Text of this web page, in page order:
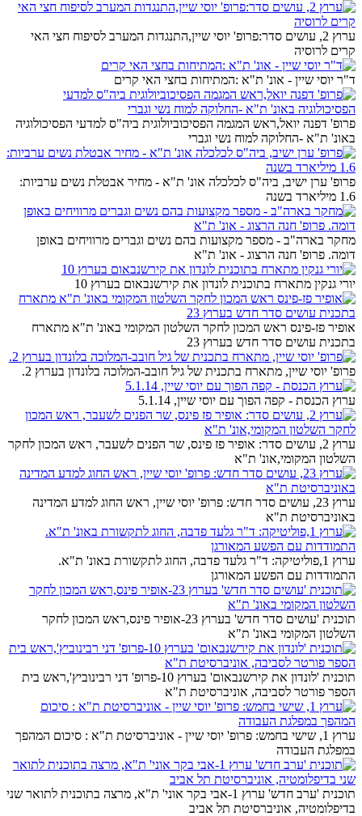
ערוץ 2, עושים סדר:פרופ' יוסי שיין,התנגדות המערב לסיפוח חצי האי
קרים לרוסיה
ד"ר יוסי שיין - אונ' ת"א :המתיחות בחצי האי קרים
פרופ' דפנה יואל,ראש המגמה הפסיכוביולוגית ביה"ס למדעי הפסיכולוגיה
באונ' ת"א -החלוקה למוח נשי וגברי
פרופ' ערן ישיב, ביה"ס לכלכלה אונ' ת"א - מחיר אבטלת נשים ערביות:
1.6 מיליארד בשנה
מחקר בארה"ב - מספר מקצועות בהם נשים וגברים מרוויחים באופן
דומה. פרופ' חנה הרצוג - אונ' ת"א
יורי גנקין מתארח בתוכנית לונדון את קירשנבאום בערוץ 10
אופיר פז-פינס ראש המכון לחקר השלטון המקומי באונ' ת"א מתארח
בתכנית עושים סדר חדש בערוץ 23
פרופ' יוסי שיין, מתארח בתכנית של גיל חובב-המלוכה בלונדון בערוץ 2.
ערוץ הכנסת - קפה הפוך עם יוסי שיין, 5.1.14
ערוץ 2, עושים סדר: אופיר פז פינס, שר הפנים לשעבר, ראש המכון לחקר
השלטון המקומי,אונ' ת"א
ערוץ 23, עושים סדר חדש: פרופ' יוסי שיין, ראש החוג למדע המדינה
באוניברסיטת ת"א
ערוץ 1,פוליטיקה: ד"ר גלעד פדבה, החוג לתקשורת באונ' ת"א.
התמודדות עם הפשע המאורגן
תוכנית 'עושים סדר חדש' בערוץ 23-אופיר פינס,ראש המכון לחקר
השלטון המקומי באונ' ת"א
תוכנית 'לונדון את קירשנבאום' בערוץ 10-פרופ' דני רבינוביץ',ראש בית
הספר פורטר לסביבה, אוניברסיטת ת"א
ערוץ 1, שישי בחמש: פרופ' יוסי שיין - אוניברסיטת ת"א : סיכום המהפך
במפלגת העבודה
תוכנית 'ערב חדש' ערוץ 1-אבי בקר אוני' ת"א, מרצה בתוכנית לתואר שני
בדיפלומטיה, אוניברסיטת תל אביב